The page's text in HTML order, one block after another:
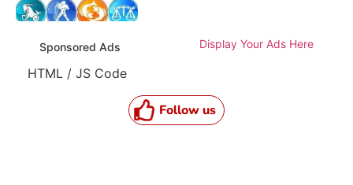
Sponsored Ads Display Your Ads Here
HTML / JS Code
Follow us